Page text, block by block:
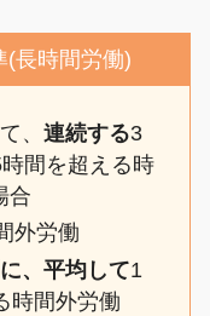
(長時間労働)
、連続する3
間を超える時
合
外労働
、平均して1
時間外労働